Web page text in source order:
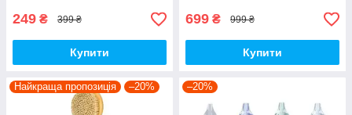
249 ₴ 399 ₴
Купити
699 ₴ 999 ₴
Купити
Найкраща пропозиція –20% –20%